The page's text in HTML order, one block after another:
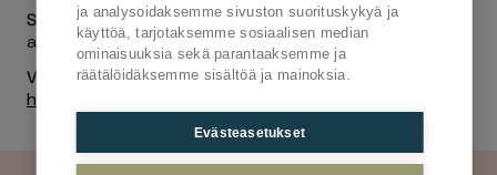
ja analysoidaksemme sivuston suorituskykyä ja
käyttöä, tarjotaksemme sosiaalisen median
ominaisuuksia sekä parantaaksemme ja
räätälöidäksemme sisältöä ja mainoksia.
Evästeasetukset
Sähköposti
asiakaspalvelu@jalonom.fi
Verkkosivu
https://www.jalonom.com/